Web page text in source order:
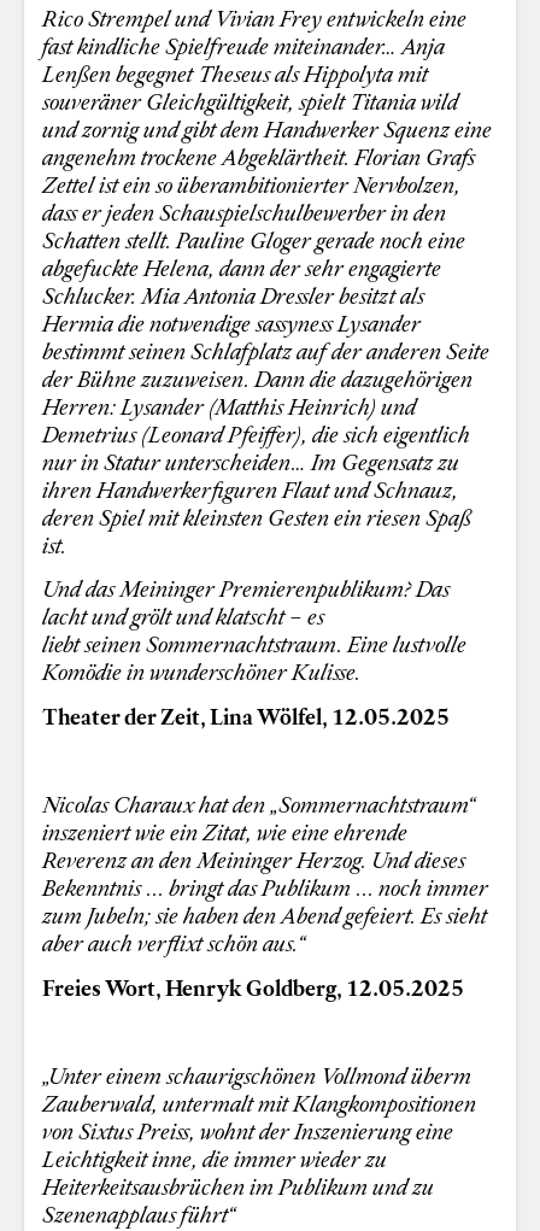
Rico Strempel und Vivian Frey entwickeln eine
fast kindliche Spielfreude miteinander… Anja
Lenßen begegnet Theseus als Hippolyta mit
souveräner Gleichgültigkeit, spielt Titania wild
und zornig und gibt dem Handwerker Squenz eine
angenehm trockene Abgeklärtheit. Florian Grafs
Zettel ist ein so überambitionierter Nervbolzen,
dass er jeden Schauspielschulbewerber in den
Schatten stellt. Pauline Gloger gerade noch eine
abgefuckte Helena, dann der sehr engagierte
Schlucker. Mia Antonia Dressler besitzt als
Hermia die notwendige sassyness Lysander
bestimmt seinen Schlafplatz auf der anderen Seite
der Bühne zuzuweisen. Dann die dazugehörigen
Herren: Lysander (Matthis Heinrich) und
Demetrius (Leonard Pfeiffer), die sich eigentlich
nur in Statur unterscheiden… Im Gegensatz zu
ihren Handwerkerfiguren Flaut und Schnauz,
deren Spiel mit kleinsten Gesten ein riesen Spaß
ist.
Und das Meininger Premierenpublikum? Das
lacht und grölt und klatscht – es
liebt seinen Sommernachtstraum. Eine lustvolle
Komödie in wunderschöner Kulisse.
Theater der Zeit, Lina Wölfel, 12.05.2025
Nicolas Charaux hat den „Sommernachtstraum“
inszeniert wie ein Zitat, wie eine ehrende
Reverenzan den Meininger Herzog. Und dieses
Bekenntnis ... bringt das Publikum ... noch immer
zum Jubeln; sie haben den Abend gefeiert. Es sieht
aber auch verflixt schön aus.“
Freies Wort, Henryk Goldberg, 12.05.2025
„Unter einem schaurigschönen Vollmond überm
Zauberwald, untermalt mit Klangkompositionen
von Sixtus Preiss, wohnt der Inszenierung eine
Leichtigkeit inne, die immer wieder zu
Heiterkeitsausbrüchen im Publikum und zu
Szenenapplaus führt“